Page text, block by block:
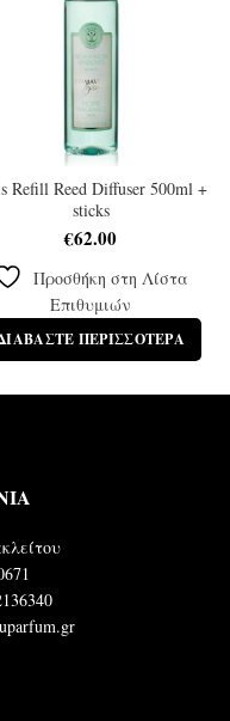
Refill Reed Diffuser 500ml +
sticks
€62.00
Προσθήκη στη Λίστα
Επιθυμιών
ΠΕΡΙΣΣΌΤΕΡΑ